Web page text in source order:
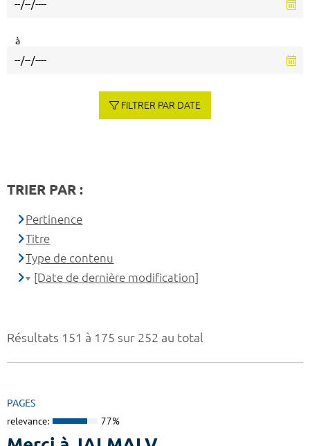
Résultats 151 à 175 sur 252 au total
PAGES
relevance: 77%
à
FILTRER PAR DATE
TRIER PAR :
Pertinence
Titre
Type de contenu
[Date de dernière modification]